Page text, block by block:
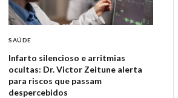
SAÚDE
Infarto silencioso e arritmias
ocultas: Dr. Victor Zeitune alerta
para riscos que passam
despercebidos